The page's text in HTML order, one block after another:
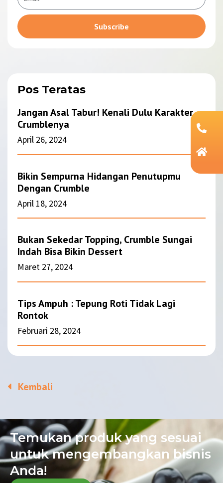
Subscribe
Pos Teratas
Jangan Asal Tabur! Kenali Dulu Karakter
Crumblenya
April 26, 2024
Bikin Sempurna Hidangan Penutupmu
Dengan Crumble
April 18, 2024
Bukan Sekedar Topping, Crumble Sungai
Indah Bisa Bikin Dessert
Maret 27, 2024
Tips Ampuh : Tepung Roti Tidak Lagi
Rontok
Februari 28, 2024
Kembali
Temukan produk yang sesuai
untuk mengembangkan bisnis
Anda!